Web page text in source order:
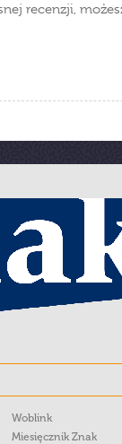
recenzji,
Woblink
Miesięcznik Znak